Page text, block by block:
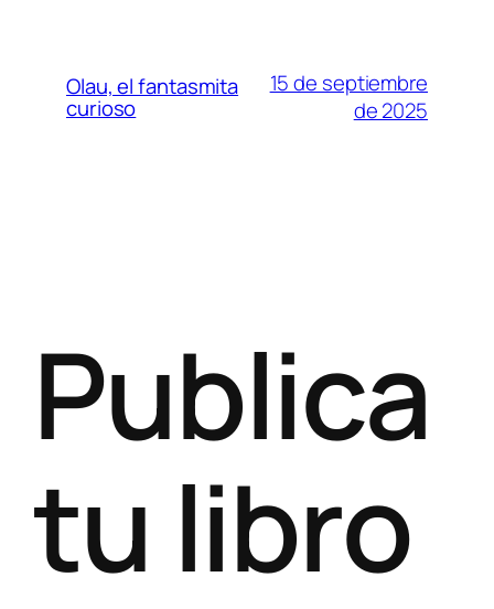
Olau, el fantasmita
curioso
15 de septiembre
de 2025
Publica
tu libro